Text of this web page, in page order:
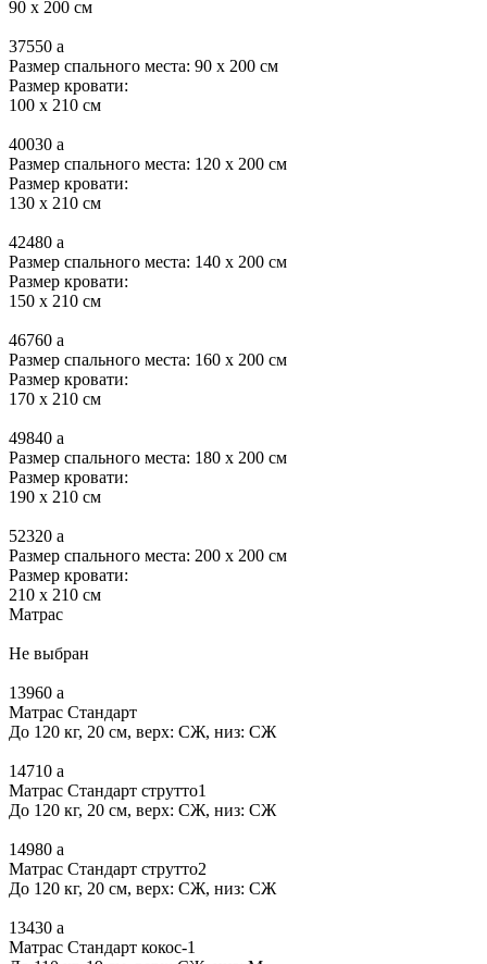
90 x 200 см
37550 a
Размер спального места: 90 x 200 см
Размер кровати:
100 x 210 см
40030 a
Размер спального места: 120 x 200 см
Размер кровати:
130 x 210 см
42480 a
Размер спального места: 140 x 200 см
Размер кровати:
150 x 210 см
46760 a
Размер спального места: 160 x 200 см
Размер кровати:
170 x 210 см
49840 a
Размер спального места: 180 x 200 см
Размер кровати:
190 x 210 см
52320 a
Размер спального места: 200 x 200 см
Размер кровати:
210 x 210 см
Матрас
Не выбран
13960 a
Матрас Стандарт
До 120 кг, 20 см, верх: СЖ, низ: СЖ
14710 a
Матрас Стандарт струтто1
До 120 кг, 20 см, верх: СЖ, низ: СЖ
14980 a
Матрас Стандарт струтто2
До 120 кг, 20 см, верх: СЖ, низ: СЖ
13430 a
Матрас Стандарт кокос-1